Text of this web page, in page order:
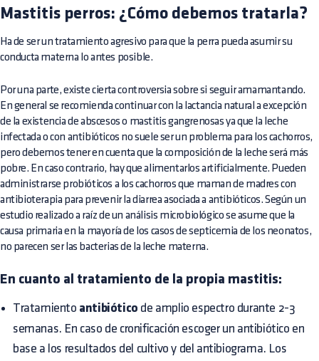
Mastitis perros: ¿Cómo debemos tratarla?
Ha de ser un tratamiento agresivo para que la perra pueda asumir su
conducta materna lo antes posible.
Por una parte, existe cierta controversia sobre si seguir amamantando.
En general se recomienda continuar con la lactancia natural a excepción
de la existencia de abscesos o mastitis gangrenosas ya que la leche
infectada o con antibióticos no suele ser un problema para los cachorros,
pero debemos tener en cuenta que la composición de la leche será más
pobre. En caso contrario, hay que alimentarlos artificialmente. Pueden
administrarse probióticos a los cachorros que maman de madres con
antibioterapia para prevenir la diarrea asociada a antibióticos. Según un
estudio realizado a raíz de un análisis microbiológico se asume que la
causa primaria en la mayoría de los casos de septicemia de los neonatos,
no parecen ser las bacterias de la leche materna.
En cuanto al tratamiento de la propia mastitis:
Tratamiento antibiótico de amplio espectro durante 2-3
semanas. En caso de cronificación escoger un antibiótico en
base a los resultados del cultivo y del antibiograma. Los